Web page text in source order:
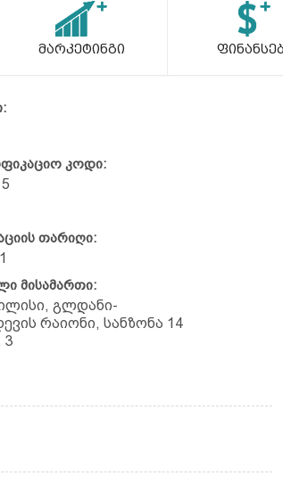
Მარკეტინგი
კოდი:
თარიღი:
მისამართი:
გლდანი-
რაიონი, სანზონა 14
3